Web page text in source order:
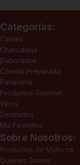
Categorías:
Carnes
Charcutería
Elaborados
Comida Preparada
Panadería
Productos Gourmet
Vinos
Destilados
Mis Favoritos
Sobre Nosotros:
Productos de Mallorca
Quiénes Somos